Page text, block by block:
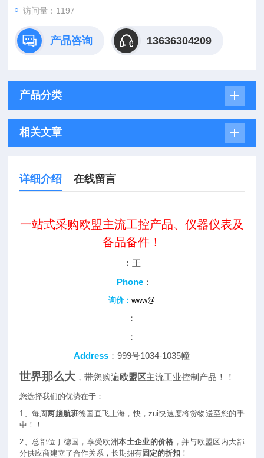
访问量：1197
产品咨询 13636304209
产品分类
相关文章
详细介绍 在线留言
一站式采购欧盟主流工控产品、仪器仪表及
备品备件！
： 王
Phone：
询价：www@
：
：
Address ：999号1034-1035幢
世界那么大 ，带您购遍欧盟区主流工业控制产品！！
您选择我们的优势在于：
1、每周两趟航班德国直飞上海，快，zui快速度将货物送至您的手
中！！
2、总部位于德国，享受欧洲本土企业的价格 ，并与欧盟区内大部
分供应商建立了合作关系，长期拥有固定的折扣 ！